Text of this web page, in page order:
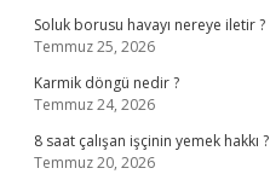
Soluk borusu havayı nereye iletir ?
Temmuz 25, 2026
Karmik döngü nedir ?
Temmuz 24, 2026
8 saat çalışan işçinin yemek hakkı ?
Temmuz 20, 2026